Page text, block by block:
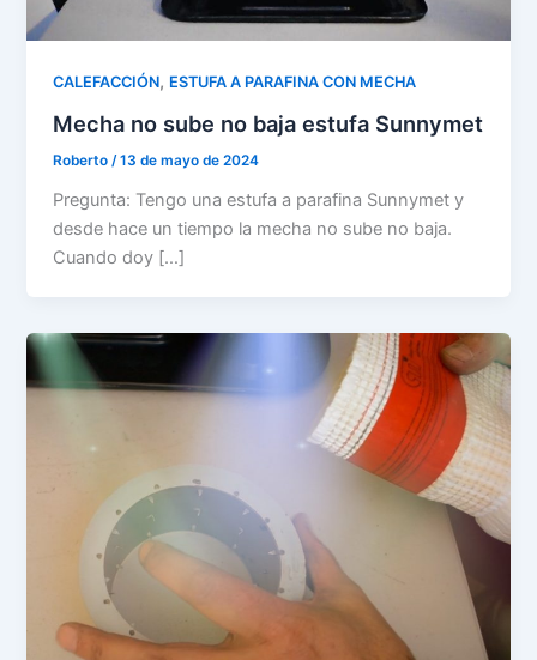
CALEFACCIÓN, ESTUFA A PARAFINA CON MECHA
Mecha no sube no baja estufa Sunnymet
Roberto /13 de mayo de 2024
Pregunta: Tengo una estufa a parafina Sunnymet y
desde hace un tiempo la mecha no sube no baja.
Cuando doy […]